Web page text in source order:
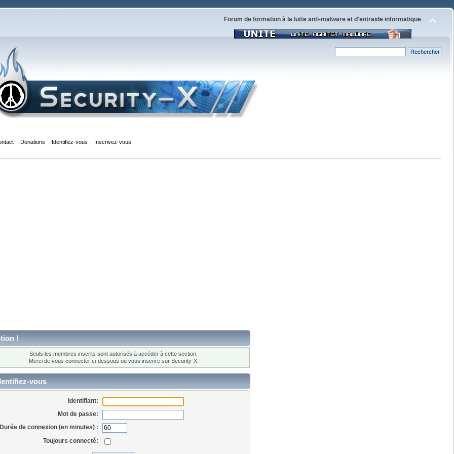
Forum de formation à la lutte anti-malware et d'entraide informatique
Donations Identifiez-vous Inscrivez-vous
!
Seuls les membres inscrits sont autorisés à accéder à cette section.
Merci de vous connecter ci-dessous ou vous inscriresur Security-X.
vous
Identifiant:
Mot de passe:
Durée de connexion (en minutes) :
Toujours connecté: